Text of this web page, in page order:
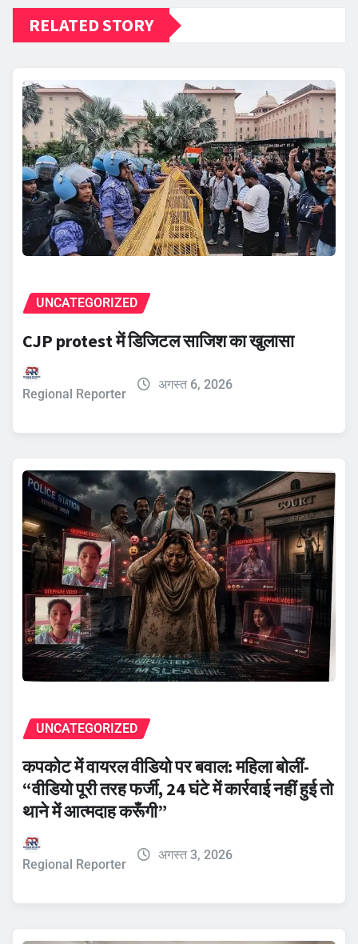
RELATED STORY
UNCATEGORIZED
CJP protest में डिजिटल साजिश का खुलासा
Regional Reporter
अगस्त 6, 2026
UNCATEGORIZED
कपकोट में वायरल वीडियो पर बवाल: महिला बोलीं-
“वीडियो पूरी तरह फर्जी, 24 घंटे में कार्रवाई नहीं हुई तो
थाने में आत्मदाह करूँगी”
Regional Reporter
अगस्त 3, 2026